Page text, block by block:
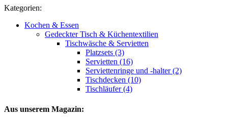
Kategorien:
Kochen & Essen
Gedeckter Tisch & Küchentextilien
Tischwäsche & Servietten
Platzsets (3)
Servietten (16)
Serviettenringe und -halter (2)
Tischdecken (10)
Tischläufer (4)
Aus unserem Magazin: